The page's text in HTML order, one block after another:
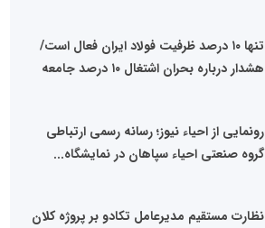
تنها ۱۰ درصد ظرفیت فولاد ایران فعال است/
هشدار درباره بحران اشتغال ۱۰ درصد جامعه
رونمایی از احیاء نیوز؛ رسانه رسمی ارتباطی
گروه صنعتی احیاء سپاهان در نمایشگاه...
نظارت مستقیم مدیرعامل تکادو بر پروژه کلان